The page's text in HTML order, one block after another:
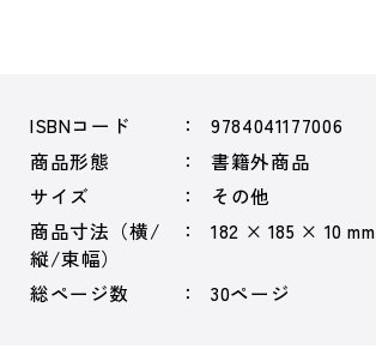
ISBNコード
9784041177006
商品形態
書籍外商品
サイズ
その他
商品寸法（横/
縦/束幅）
182 × 185 × 10 mm
総ページ数 30ページ